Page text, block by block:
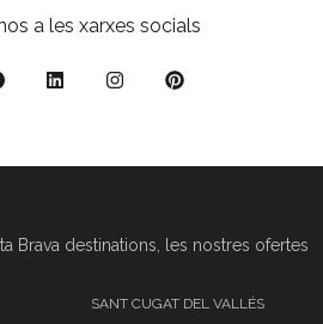
a les xarxes socials
Brava destinations, les nostres ofertes
SANT CUGAT DEL VALLÉS